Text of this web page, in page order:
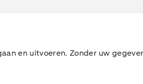
en uitvoeren. Zonder uw